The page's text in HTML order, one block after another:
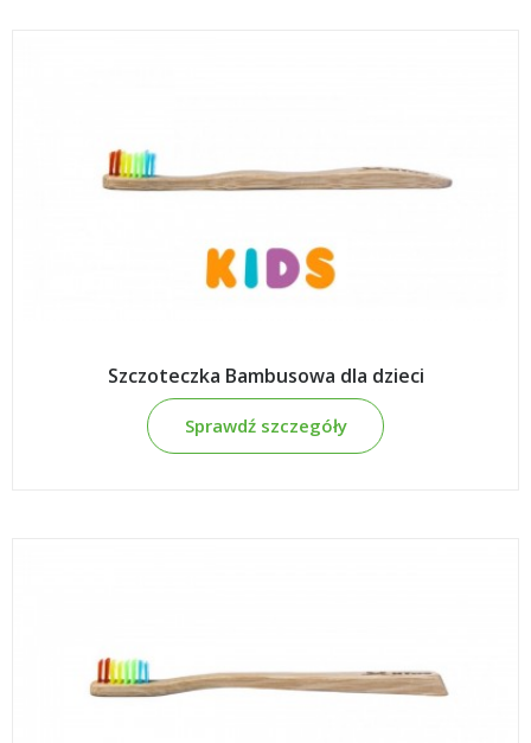
Szczoteczka Bambusowa dla dzieci
Sprawdź szczegóły